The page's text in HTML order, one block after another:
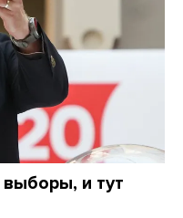
и тут